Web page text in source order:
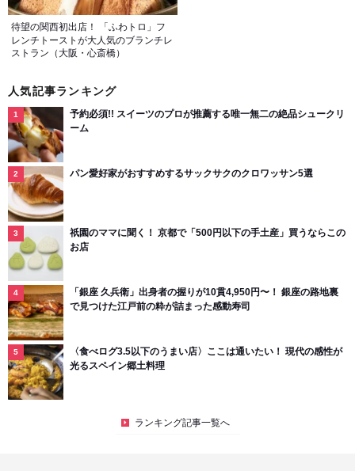
待望の関西初出店！ 「ふわトロ」フ
レンチトーストが大人気のブランチレ
ストラン（大阪・心斎橋）
人気記事ランキング
予約必須!! スイーツのプロが推薦する唯一無二の絶品シュークリ
ーム
パン愛好家がおすすめするサックサクのクロワッサン5選
祇園のママに聞く！ 京都で「500円以下の手土産」買うならこの
お店
「銀座 久兵衛」出身者の握りが10貫4,950円〜！ 銀座の路地裏
で見つけた江戸前の粋が詰まった感動寿司
〈食べログ3.5以下のうまい店〉ここは通いたい！ 現代の感性が
光るスペイン郷土料理
ランキング記事一覧へ